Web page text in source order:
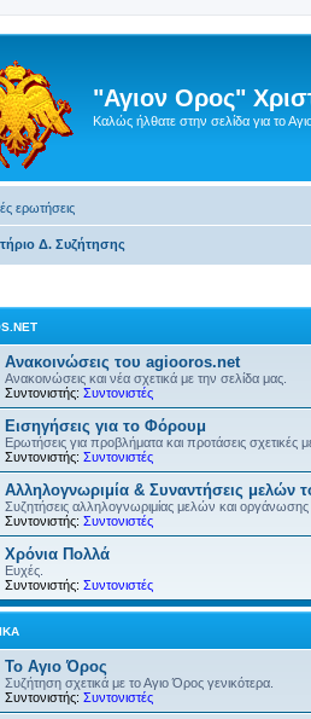
"Αγιον Ορος"
Καλώς ήλθατε στην σελίδα για το
ερωτήσεις
Δ. Συζήτησης
Ανακοινώσεις του agiooros.net
Ανακοινώσεις και νέα σχετικά με την σελίδα μας.
Συντονιστής: Συντονιστές
Εισηγήσεις για το Φόρουμ
Ερωτήσεις για προβλήματα και προτάσεις σχετικές
Συντονιστής: Συντονιστές
Αλληλογνωριμία & Συναντήσεις μελών
Συζητήσεις αλληλογνωριμίας μελών και
Συντονιστής: Συντονιστές
Χρόνια Πολλά
Ευχές.
Συντονιστής: Συντονιστές
Το Αγιο Όρος
Συζήτηση σχετικά με το Αγιο Όρος γενικότερα.
Συντονιστής: Συντονιστές